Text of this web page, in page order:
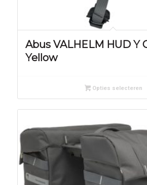
Abus VALHELM HUD Y
Yellow
Opties selecteren